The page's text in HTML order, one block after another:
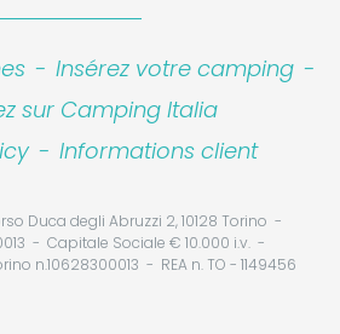
- Insérez votre camping -
sur Camping Italia
- Informations client
Duca degli Abruzzi 2, 10128 Torino
Capitale Sociale € 10.000 i.v.
n.10628300013
REA n. TO - 1149456